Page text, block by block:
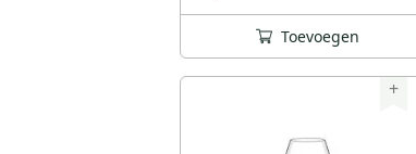
Toevoegen
+